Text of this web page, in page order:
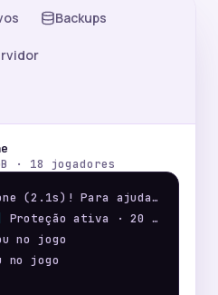
Backups
· 18 jogadores
(2.1s)! Para ajuda, digite "help"
Proteção ativa · 20 Tbps
no jogo
no jogo